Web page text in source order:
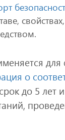
о
до 5 лет